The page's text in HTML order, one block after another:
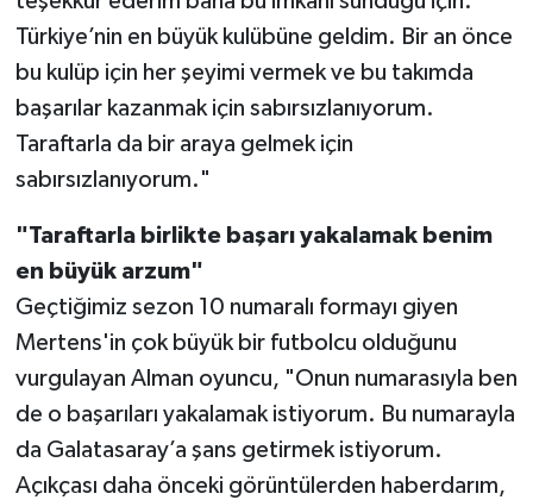
Türkiye’nin en büyük kulübüne geldim. Bir an önce
bu kulüp için her şeyimi vermek ve bu takımda
başarılar kazanmak için sabırsızlanıyorum.
Taraftarla da bir araya gelmek için
sabırsızlanıyorum."
"Taraftarla birlikte başarı yakalamak benim
en büyük arzum"
Geçtiğimiz sezon 10 numaralı formayı giyen
Mertens'in çok büyük bir futbolcu olduğunu
vurgulayan Alman oyuncu, "Onun numarasıyla ben
de o başarıları yakalamak istiyorum. Bu numarayla
da Galatasaray’a şans getirmek istiyorum.
Açıkçası daha önceki görüntülerden haberdarım,